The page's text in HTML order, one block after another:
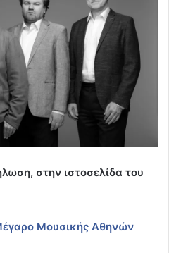
στην ιστοσελίδα του
Μουσικής Αθηνών